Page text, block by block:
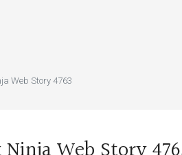
Web Story 4763